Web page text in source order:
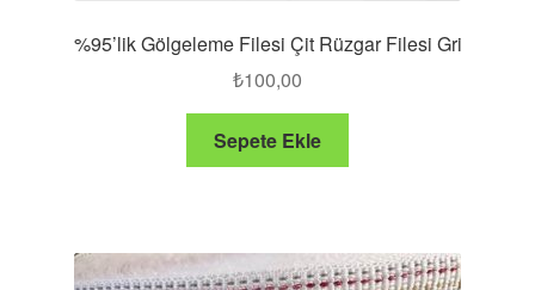
%95’lik Gölgeleme Filesi Çit Rüzgar Filesi Gri
₺100,00
Sepete Ekle